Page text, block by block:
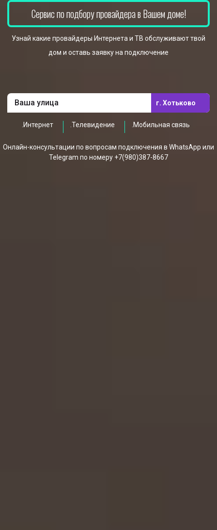
Сервис по подбору провайдера в Вашем доме!
Узнай какие провайдеры Интернета и ТВ обслуживают твой
дом и оставь заявку на подключение
г. Хотьково
.Интернет .Телевидение .Мобильная связь
Онлайн-консультации по вопросам подключения в WhatsApp или
Telegram по номеру +7(980)387-8667